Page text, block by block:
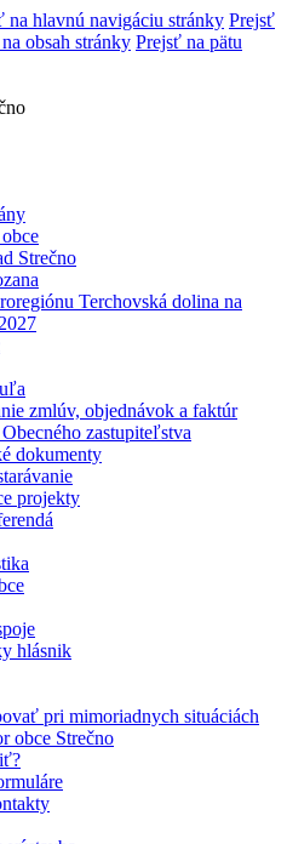
na hlavnú navigáciu stránky Prejsť
obsah stránky Prejsť na pätu
Strečno
Terchovská dolina na
zmlúv, objednávok a faktúr
zastupiteľstva
dokumenty
projekty
hlásnik
pri mimoriadnych situáciách
obce Strečno